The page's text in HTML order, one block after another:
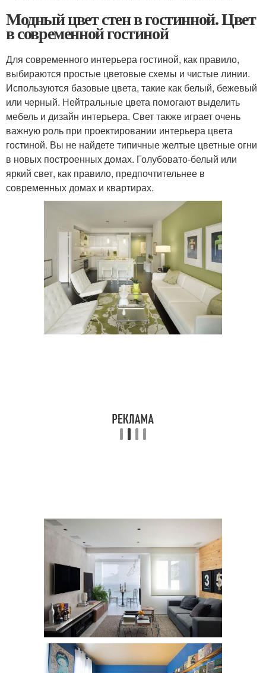
Модный цвет стен в гостинной. Цвет
в современной гостиной
Для современного интерьера гостиной, как правило,
выбираются простые цветовые схемы и чистые линии.
Используются базовые цвета, такие как белый, бежевый
или черный. Нейтральные цвета помогают выделить
мебель и дизайн интерьера. Свет также играет очень
важную роль при проектировании интерьера цвета
гостиной. Вы не найдете типичные желтые цветные огни
в новых построенных домах. Голубовато-белый или
яркий свет, как правило, предпочтительнее в
современных домах и квартирах.